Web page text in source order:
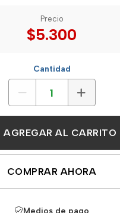
Precio
$5.300
Cantidad
AGREGAR AL CARRITO
COMPRAR AHORA
Medios de pago